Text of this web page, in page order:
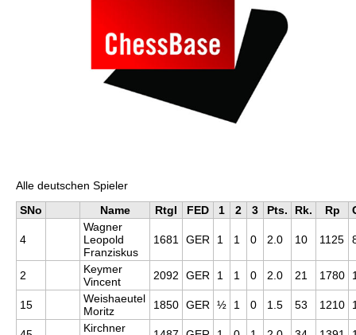
Alle deutschen Spieler
SNo
Name RtgI FED 1 2 3 Pts. Rk. Rp
4
Wagner
Leopold
Franziskus
1681 GER 1 1 0 2.0 10 1125
2
Keymer
Vincent
2092 GER 1 1 0 2.0 21 1780
15
Weishaeutel
Moritz
1850 GER ½ 1 0 1.5 53 1210
Kirchner